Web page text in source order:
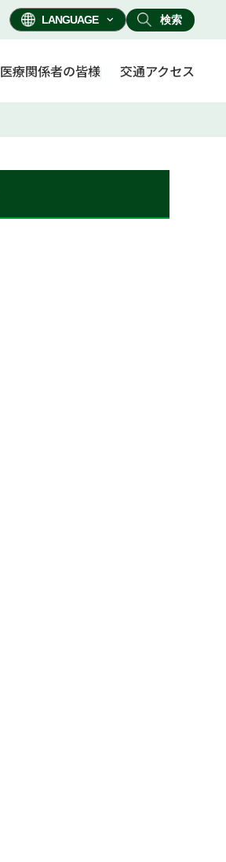
検索
医療関係者の皆様 交通アクセス